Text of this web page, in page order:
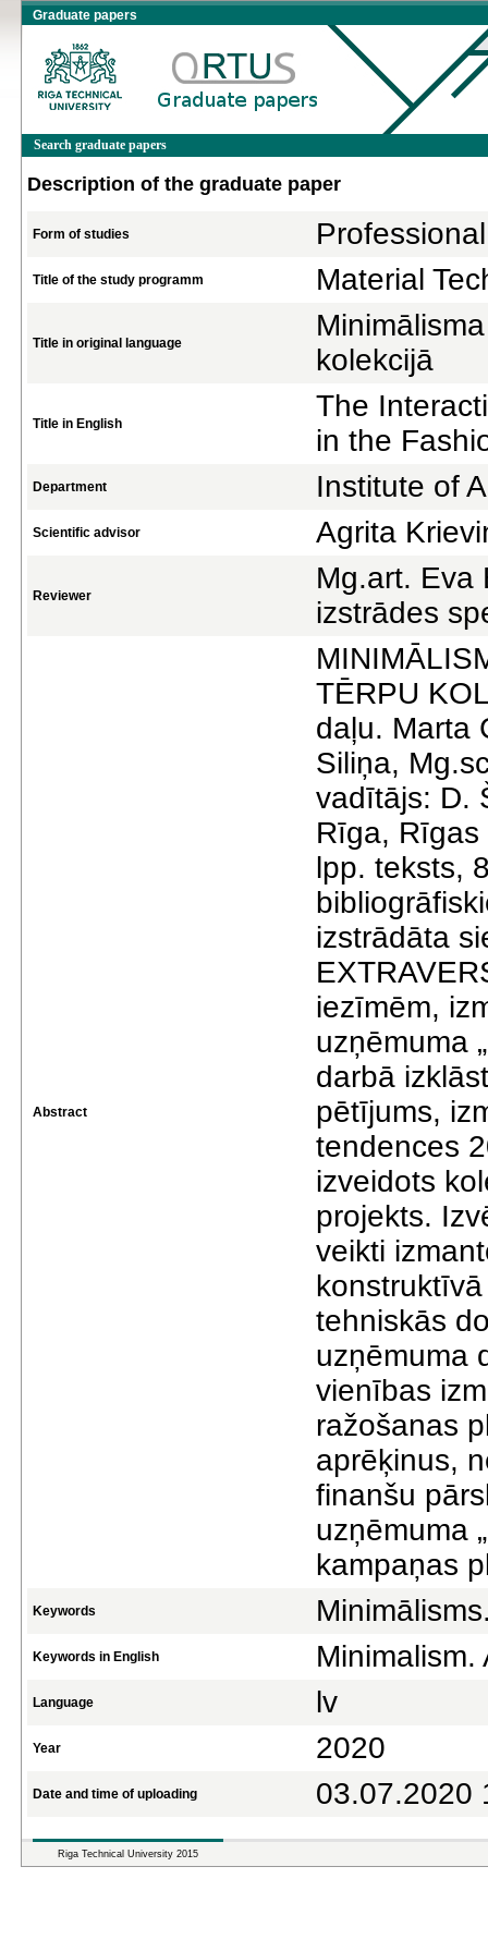
Graduate papers
Search graduate papers
Description of the graduate paper
Form of studies
Title of the study programm Material
Title in original language
kolekcijā
Title in English
The
in the
Department Institute of
Scientific advisor Agrita
Reviewer
Mg.art. Eva
izstrādes
Abstract
TĒRPU
daļu. Marta
Siliņa,
vadītājs: D.
Rīga,
lpp. teksts,
izstrādāta
iezīmēm,
uzņēmuma
darbā
pētījums,
tendences
izveidots
projekts.
veikti
tehniskās
uzņēmuma
vienības
ražošanas
aprēķinus,
finanšu
uzņēmuma
kampaņas
Keywords
Keywords in English Minimalism.
Language lv
Year 2020
Date and time of uploading 03.07.2020
Riga Technical University 2015